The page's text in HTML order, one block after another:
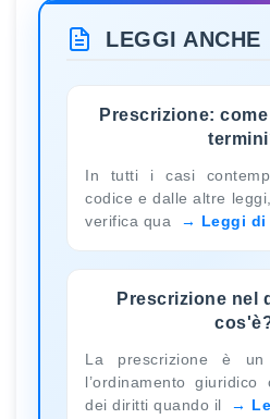
LEGGI ANCHE
Prescrizione:
In tutti i casi
codice e dalle altre
verifica qua
Leggi di
Prescrizione nel
La prescrizione è
l’ordinamento giuridico
dei diritti quando il